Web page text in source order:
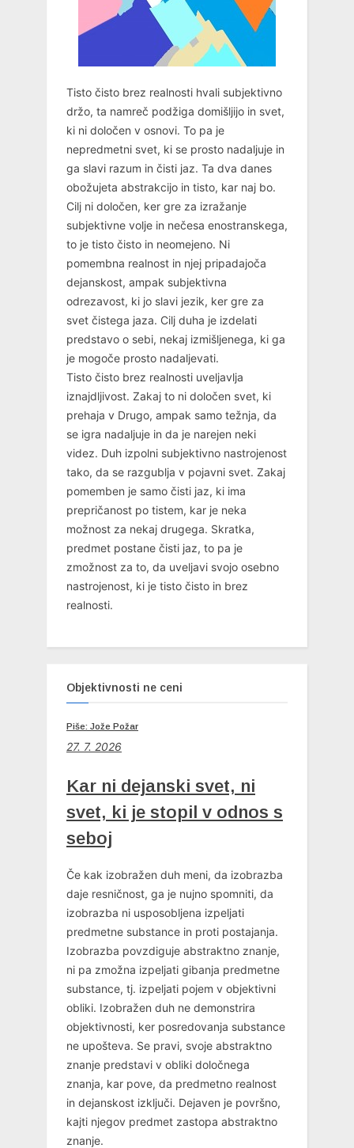
Tisto čisto brez realnosti hvali subjektivno
držo, ta namreč podžiga domišljijo in svet,
ki ni določen v osnovi. To pa je
nepredmetni svet, ki se prosto nadaljuje in
ga slavi razum in čisti jaz. Ta dva danes
obožujeta abstrakcijo in tisto, kar naj bo.
Cilj ni določen, ker gre za izražanje
subjektivne volje in nečesa enostranskega,
to je tisto čisto in neomejeno. Ni
pomembna realnost in njej pripadajoča
dejanskost, ampak subjektivna
odrezavost, ki jo slavi jezik, ker gre za
svet čistega jaza. Cilj duha je izdelati
predstavo o sebi, nekaj izmišljenega, ki ga
je mogoče prosto nadaljevati.
Tisto čisto brez realnosti uveljavlja
iznajdljivost. Zakaj to ni določen svet, ki
prehaja v Drugo, ampak samo težnja, da
se igra nadaljuje in da je narejen neki
videz. Duh izpolni subjektivno nastrojenost
tako, da se razgublja v pojavni svet. Zakaj
pomemben je samo čisti jaz, ki ima
prepričanost po tistem, kar je neka
možnost za nekaj drugega. Skratka,
predmet postane čisti jaz, to pa je
zmožnost za to, da uveljavi svojo osebno
nastrojenost, ki je tisto čisto in brez
realnosti.
Objektivnosti ne ceni
Piše: Jože Požar
27. 7. 2026
Kar ni dejanski svet, ni
svet, ki je stopil v odnos s
seboj
Če kak izobražen duh meni, da izobrazba
daje resničnost, ga je nujno spomniti, da
izobrazba ni usposobljena izpeljati
predmetne substance in proti postajanja.
Izobrazba povzdiguje abstraktno znanje,
ni pa zmožna izpeljati gibanja predmetne
substance, tj. izpeljati pojem v objektivni
obliki. Izobražen duh ne demonstrira
objektivnosti, ker posredovanja substance
ne upošteva. Se pravi, svoje abstraktno
znanje predstavi v obliki določnega
znanja, kar pove, da predmetno realnost
in dejanskost izključi. Dejaven je površno,
kajti njegov predmet zastopa abstraktno
znanje.